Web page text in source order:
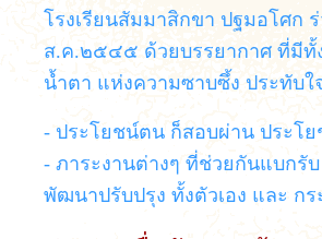
โรงเรียนสัมมาสิกขา ปฐมอโศก
ส.ค.๒๕๔๕ ด้วยบรรยากาศ ที่มีทั้
น้ำตา แห่งความซาบซึ้ง ประทับ
- ประโยชน์ตน ก็สอบผ่าน ประโ
- ภาระงานต่างๆ ที่ช่วยกันแบกรั
พัฒนาปรับปรุง ทั้งตัวเอง และ ก